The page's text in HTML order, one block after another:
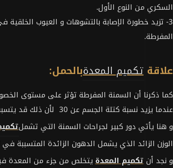
السكري من النوع الأول.
3- تزيد خطورة الإصابة بالتشوهات و العيوب
المفرطة.
علاقةتكميم المعدةبالحمل:
كما ذكرنا أن السمنة المفرطة تؤثر على مستوى
عندما يزيد نسبة كتلة الجسم عن 30 لأن ذلك قد يتسبب في تكوين تكيسات على المبايض.
و هنا يأتي دور كبير لجراحات السمنة التي تشمل
الوزن الزائد الذي يشمل الدهون الزائدة المتسببة في
و نجد أنتكميم المعدةيتخلص من جزء من المعدة